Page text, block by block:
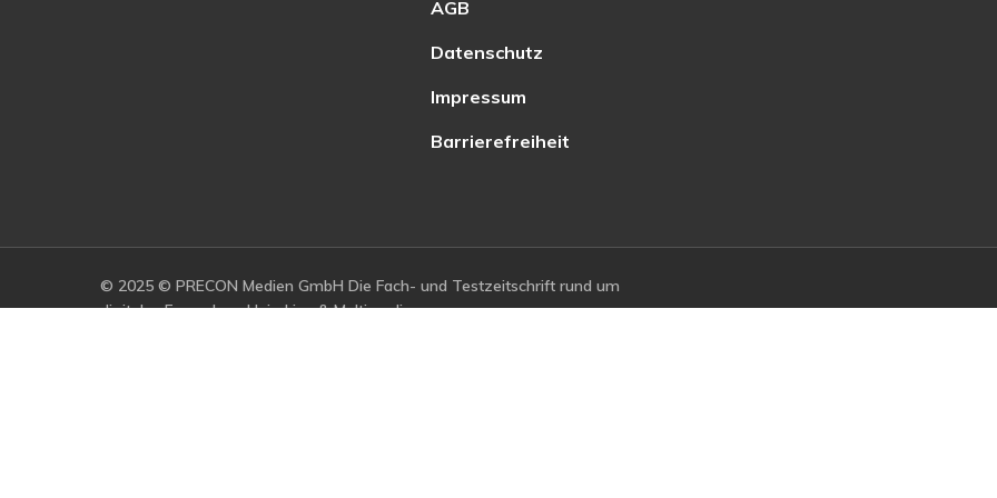
AGB
Datenschutz
Impressum
Barrierefreiheit
© 2025 © PRECON Medien GmbH Die Fach- und Testzeitschrift rund um
digitales Fernsehen, Heimkino & Multimedia.